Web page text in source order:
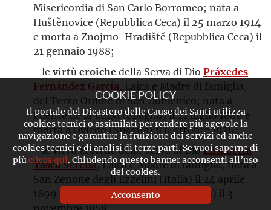
Misericordia di San Carlo Borromeo; nata a
Huštěnovice (Repubblica Ceca) il 25 marzo 1914
e morta a Znojmo-Hradiště (Repubblica Ceca) il
21 gennaio 1988;
- le virtù eroichedella Serva di Dio Práxedes
Fernández García, Laica e Madre di famiglia,
del Terzo Ordine di San Domenico; nata a
Puente de la Luisa (Spagna) il 21 luglio 1886 e
morta a Oviedo (Spagna) il 6 ottobre 1936;
- levirtù eroichedella Serva di DioElisabetta
Tasca Serena, Laica e Madre di famiglia; nata a
San Zenone degli Ezzelini (Italia) il 24 aprile
1899 e morta a Vo' di Brendola (Italia) il 3
COOKIE POLICY
Il portale del Dicastero delle Cause dei Santi utilizza
cookies tecnici o assimilati per rendere più agevole la
navigazione e garantire la fruizione dei servizi ed anche
cookies tecnici e di analisi di terze parti. Se vuoi saperne di
piùclicca qui. Chiudendo questo banner acconsenti all’uso
dei cookies.
Acconsento